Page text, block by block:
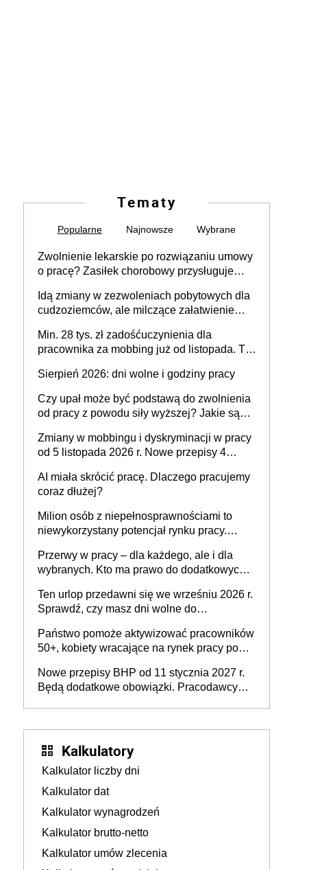
Tematy
Popularne Najnowsze Wybrane
Zwolnienie lekarskie po rozwiązaniu umowy
o pracę? Zasiłek chorobowy przysługuje
dni od ustania stosunku pracy
Idą zmiany w zezwoleniach pobytowych dla
cudzoziemców, ale milczące załatwienie
Min. 28 tys. zł zadośćuczynienia dla
pracownika za mobbing już od listopada. To
zespołu
Sierpień 2026: dni wolne i godziny pracy
Czy upał może być podstawą do zwolnienia
od pracy z powodu siły wyższej? Jakie są
Zmiany w mobbingu i dyskryminacji w pracy
od 5 listopada 2026 r. Nowe przepisy 4
Ustaw
AI miała skrócić pracę. Dlaczego pracujemy
coraz dłużej?
Milion osób z niepełnosprawnościami to
niewykorzystany potencjał rynku pracy.
dofinansowań czy refundacji, ale bariery po
stronie systemu i świadomości
pracodawców [WYWIAD]
Przerwy w pracy – dla każdego, ale i dla
wybranych. Kto ma prawo do dodatkowych
Ten urlop przedawni się we wrześniu 2026 r.
Sprawdź, czy masz dni wolne do
Państwo pomoże aktywizować pracowników
50+, kobiety wracające na rynek pracy po
osoby neuroatypowe. Powstanie Fundusz
na rzecz Inkluzywności w Zatrudnianiu?
Nowe przepisy BHP od 11 stycznia 2027 r.
Będą dodatkowe obowiązki. Pracodawcy
Kalkulatory
Kalkulator liczby dni
Kalkulator dat
Kalkulator wynagrodzeń
Kalkulator brutto-netto
Kalkulator umów zlecenia